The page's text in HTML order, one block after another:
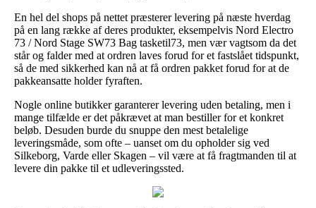
En hel del shops på nettet præsterer levering på næste hverdag
på en lang række af deres produkter, eksempelvis Nord Electro
73 / Nord Stage SW73 Bag tasketil73, men vær vagtsom da det
står og falder med at ordren laves forud for et fastslået tidspunkt,
så de med sikkerhed kan nå at få ordren pakket forud for at de
pakkeansatte holder fyraften.
Nogle online butikker garanterer levering uden betaling, men i
mange tilfælde er det påkrævet at man bestiller for et konkret
beløb. Desuden burde du snuppe den mest betalelige
leveringsmåde, som ofte – uanset om du opholder sig ved
Silkeborg, Varde eller Skagen – vil være at få fragtmanden til at
levere din pakke til et udleveringssted.